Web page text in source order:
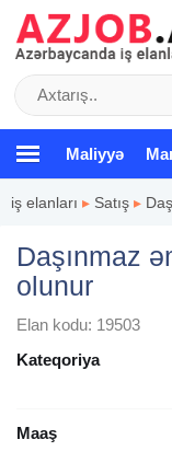
Maliyyə
iş elanları ▸ Satış ▸
Daşınmaz
olunur
Elan kodu: 19503
Kateqoriya
Maaş